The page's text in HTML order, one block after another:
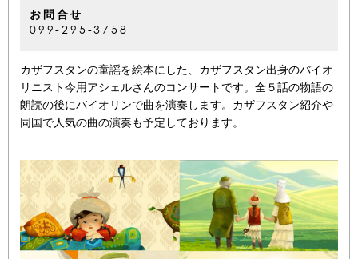
お問合せ
099-295-3758
カザフスタンの童謡を絵本にした、カザフスタン出身のバイオ
リニスト今用アシェルさんのコンサートです。全５話の物語の
朗読の後にバイオリンで曲を演奏します。カザフスタン紹介や
同国で人気の曲の演奏も予定しております。